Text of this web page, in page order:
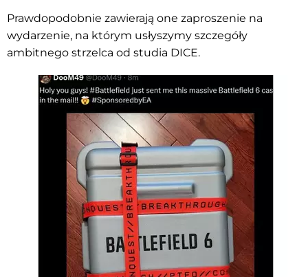
Prawdopodobnie zawierają one zaproszenie na
wydarzenie, na którym usłyszymy szczegóły
ambitnego strzelca od studia DICE.